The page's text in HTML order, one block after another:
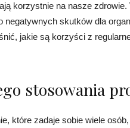
korzystnie na nasze
skutków dla
jakie są korzyści z
stosowania
które zadaje sobie wiele